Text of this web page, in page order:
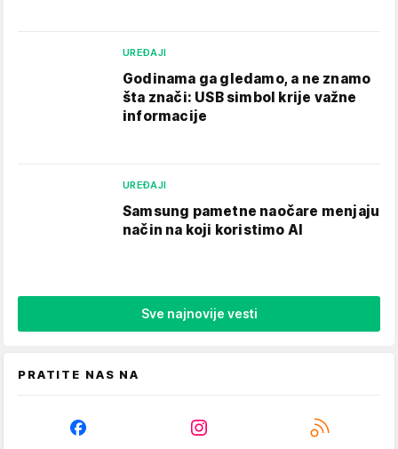
UREĐAJI
Godinama ga gledamo, a ne znamo
šta znači: USB simbol krije važne
informacije
UREĐAJI
Samsung pametne naočare menjaju
način na koji koristimo AI
Sve najnovije vesti
PRATITE NAS NA